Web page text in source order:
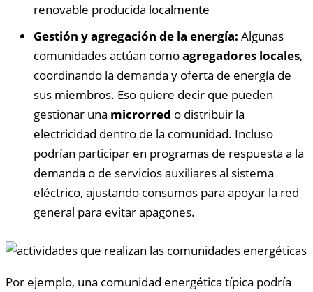
renovable producida localmente
Gestión y agregación de la energía: Algunas
comunidades actúan comoagregadores locales,
coordinando la demanda y oferta de energía de
sus miembros. Eso quiere decir que pueden
gestionar una microrred o distribuir la
electricidad dentro de la comunidad. Incluso
podrían participar en programas de respuesta a la
demanda o de servicios auxiliares al sistema
eléctrico, ajustando consumos para apoyar la red
general para evitar apagones.
Por ejemplo, una comunidad energética típica podría